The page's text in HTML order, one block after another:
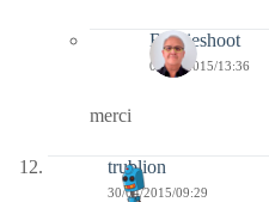
Bernieshoot
05/05/2015/13:36
merci
trublion
30/04/2015/09:29